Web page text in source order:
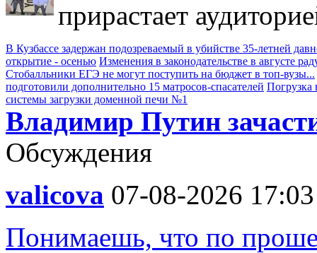
прирастает
В Кузбассе задержан подозреваемый в убийстве 35-летней
открытие - осенью Изменения в законодательстве в августе
Стобалльники ЕГЭ не могут поступить на бюджет в топ-вузы...
подготовили дополнительно 15 матросов-спасателей Погрузка
системы загрузки доменной печи №1
Владимир Путин
Обсуждения
valicova 07-08-2026 17:03
Понимаешь, что по